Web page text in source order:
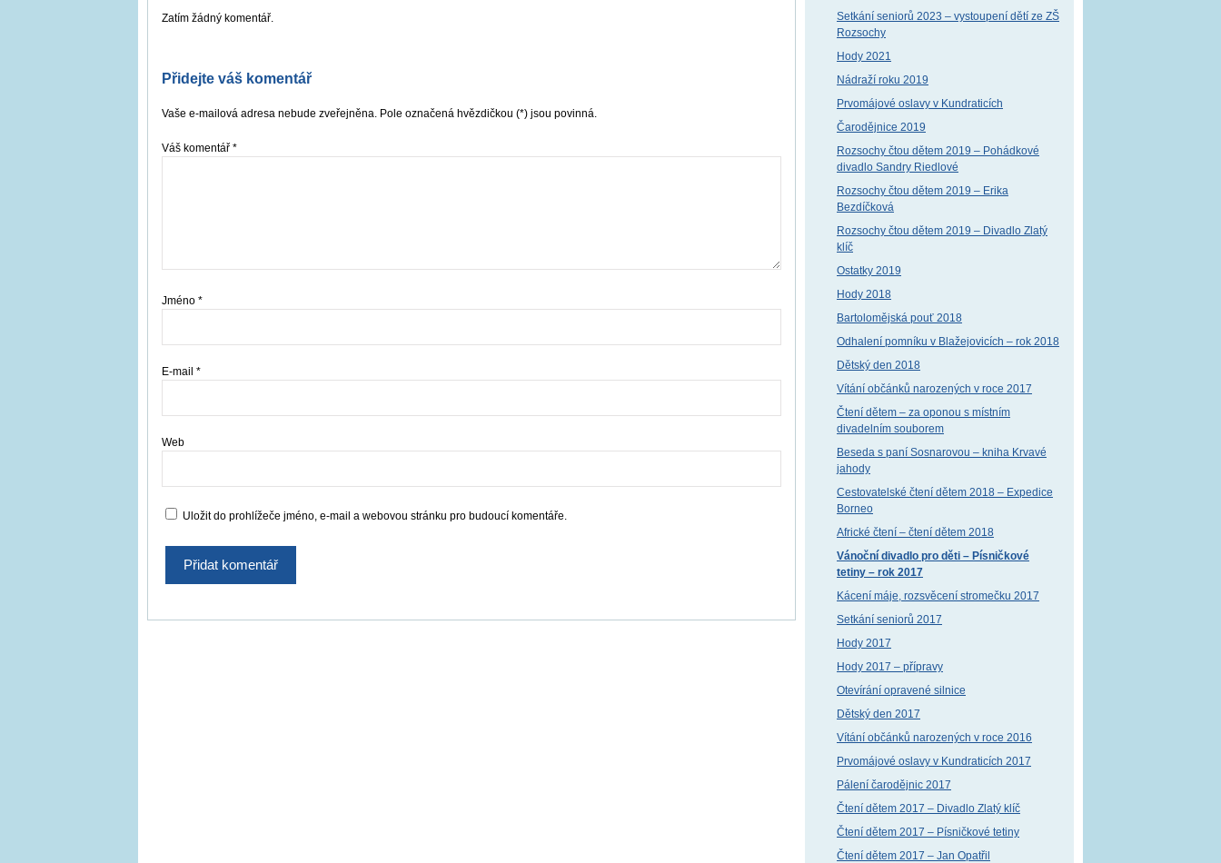
Zatím žádný komentář.
Přidejte váš komentář
Vaše e-mailová adresa nebude zveřejněna. Pole označená hvězdičkou (*) jsou povinná.
Váš komentář *
Jméno *
E-mail *
Web
Uložit do prohlížeče jméno, e-mail a webovou stránku pro budoucí komentáře.
Setkání seniorů 2023 – vystoupení dětí ze ZŠ
Rozsochy
Hody 2021
Nádraží roku 2019
Prvomájové oslavy v Kundraticích
Čarodějnice 2019
Rozsochy čtou dětem 2019 – Pohádkové
divadlo Sandry Riedlové
Rozsochy čtou dětem 2019 – Erika
Bezdíčková
Rozsochy čtou dětem 2019 – Divadlo Zlatý
klíč
Ostatky 2019
Hody 2018
Bartolomějská pouť 2018
Odhalení pomníku v Blažejovicích – rok 2018
Dětský den 2018
Vítání občánků narozených v roce 2017
Čtení dětem – za oponou s místním
divadelním souborem
Beseda s paní Sosnarovou – kniha Krvavé
jahody
Cestovatelské čtení dětem 2018 – Expedice
Borneo
Africké čtení – čtení dětem 2018
Vánoční divadlo pro děti – Písničkové
tetiny – rok 2017
Kácení máje, rozsvěcení stromečku 2017
Setkání seniorů 2017
Hody 2017
Hody 2017 – přípravy
Otevírání opravené silnice
Dětský den 2017
Vítání občánků narozených v roce 2016
Prvomájové oslavy v Kundraticích 2017
Pálení čarodějnic 2017
Čtení dětem 2017 – Divadlo Zlatý klíč
Čtení dětem 2017 – Písničkové tetiny
Čtení dětem 2017 – Jan Opatřil